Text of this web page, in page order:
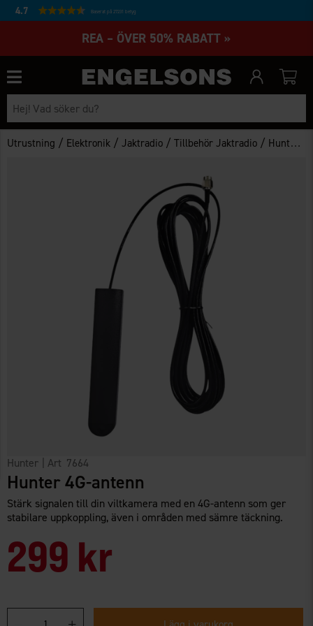
4.7 Baserat på 27231 betyg
REA – ÖVER 50% RABATT »
Utrustning / Elektronik /Jaktradio /Tillbehör Jaktradio / Hunter 4G-antenn
Hunter | Art 7664
Hunter 4G-antenn
Stärk signalen till din viltkamera med en 4G-antenn som ger
stabilare uppkoppling, även i områden med sämre täckning.
299 kr